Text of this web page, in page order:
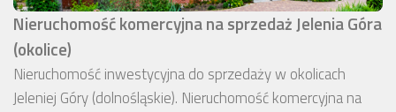
Nieruchomość komercyjna na sprzedaż Jelenia Góra
(okolice)
Nieruchomość inwestycyjna do sprzedaży w okolicach
Jeleniej Góry (dolnośląskie). Nieruchomość komercyjna na